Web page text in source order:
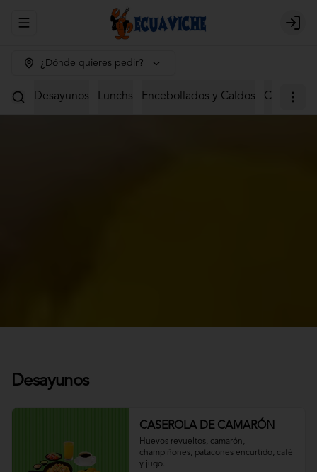
Abrir menu de navegación Login
¿Dónde quieres pedir?
Desayunos Lunchs Encebollados y Caldos Ceviches
Desayunos
CASEROLA DE CAMARÓN
Huevos revueltos, camarón,
champiñones, patacones encurtido, café
y jugo.